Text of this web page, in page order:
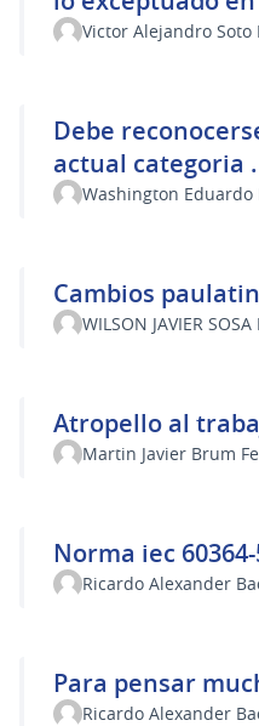
Victor Alejandro Soto
Debe
actual categoria .
Washington
Cambios
WILSON JAVIER SOSA
Atropello al
Martin Javier Brum
Norma iec 60364-
Ricardo Alexander
Para pensar
Ricardo Alexander